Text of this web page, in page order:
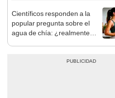
Científicos responden a la
popular pregunta sobre el
agua de chía: ¿realmente